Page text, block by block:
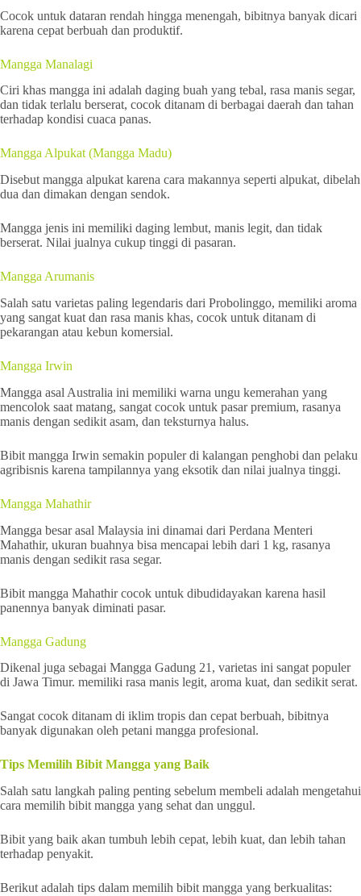
Cocok untuk dataran rendah hingga menengah, bibitnya banyak dicari
karena cepat berbuah dan produktif.
Mangga Manalagi
Ciri khas mangga ini adalah daging buah yang tebal, rasa manis segar,
dan tidak terlalu berserat, cocok ditanam di berbagai daerah dan tahan
terhadap kondisi cuaca panas.
Mangga Alpukat (Mangga Madu)
Disebut mangga alpukat karena cara makannya seperti alpukat, dibelah
dua dan dimakan dengan sendok.
Mangga jenis ini memiliki daging lembut, manis legit, dan tidak
berserat. Nilai jualnya cukup tinggi di pasaran.
Mangga Arumanis
Salah satu varietas paling legendaris dari Probolinggo, memiliki aroma
yang sangat kuat dan rasa manis khas, cocok untuk ditanam di
pekarangan atau kebun komersial.
Mangga Irwin
Mangga asal Australia ini memiliki warna ungu kemerahan yang
mencolok saat matang, sangat cocok untuk pasar premium, rasanya
manis dengan sedikit asam, dan teksturnya halus.
Bibit mangga Irwin semakin populer di kalangan penghobi dan pelaku
agribisnis karena tampilannya yang eksotik dan nilai jualnya tinggi.
Mangga Mahathir
Mangga besar asal Malaysia ini dinamai dari Perdana Menteri
Mahathir, ukuran buahnya bisa mencapai lebih dari 1 kg, rasanya
manis dengan sedikit rasa segar.
Bibit mangga Mahathir cocok untuk dibudidayakan karena hasil
panennya banyak diminati pasar.
Mangga Gadung
Dikenal juga sebagai Mangga Gadung 21, varietas ini sangat populer
di Jawa Timur. memiliki rasa manis legit, aroma kuat, dan sedikit serat.
Sangat cocok ditanam di iklim tropis dan cepat berbuah, bibitnya
banyak digunakan oleh petani mangga profesional.
Tips Memilih Bibit Mangga yang Baik
Salah satu langkah paling penting sebelum membeli adalah mengetahui
cara memilih bibit mangga yang sehat dan unggul.
Bibit yang baik akan tumbuh lebih cepat, lebih kuat, dan lebih tahan
terhadap penyakit.
Berikut adalah tips dalam memilih bibit mangga yang berkualitas: